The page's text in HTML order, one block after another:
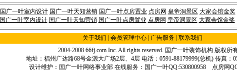
国广一叶室内设计 国广一叶天知营销 国广一叶点房置业 点房网 皇帝洞景区 大家会馆金奖
国广一叶室内设计 国广一叶天知营销 国广一叶点房置业 点房网 皇帝洞景区 大家会馆金奖
关于我们 会员管理中心 | 广告服务 | 联系我们
2004-2008 66fj.com Inc. All rights reserved. 国广一叶装饰机构 版权所
地址：福州广达路68号金源大广场2层、4层 电话：0591-88179999(总机) 传真：
设计维护：国广一叶网络事业部 在线服务：国广一叶QQ:530800958 点房网